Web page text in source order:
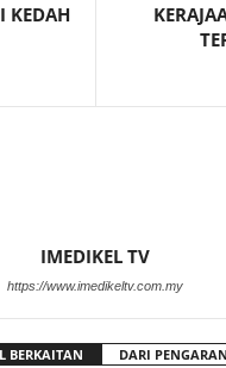
KEDAH
IMEDIKEL TV
https://www.imedikeltv.com.my
BERKAITAN DARI